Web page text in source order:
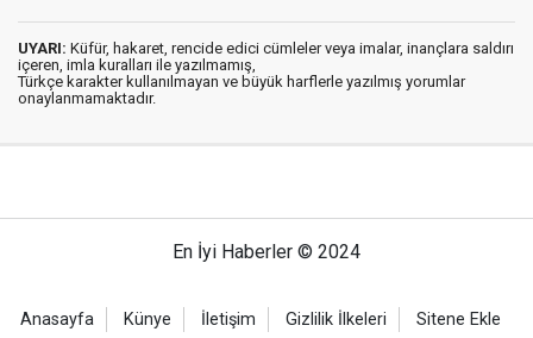
UYARI: Küfür, hakaret, rencide edici cümleler veya imalar, inançlara saldırı
içeren, imla kuralları ile yazılmamış,
Türkçe karakter kullanılmayan ve büyük harflerle yazılmış yorumlar
onaylanmamaktadır.
En İyi Haberler © 2024
Anasayfa Künye İletişim Gizlilik İlkeleri Sitene Ekle